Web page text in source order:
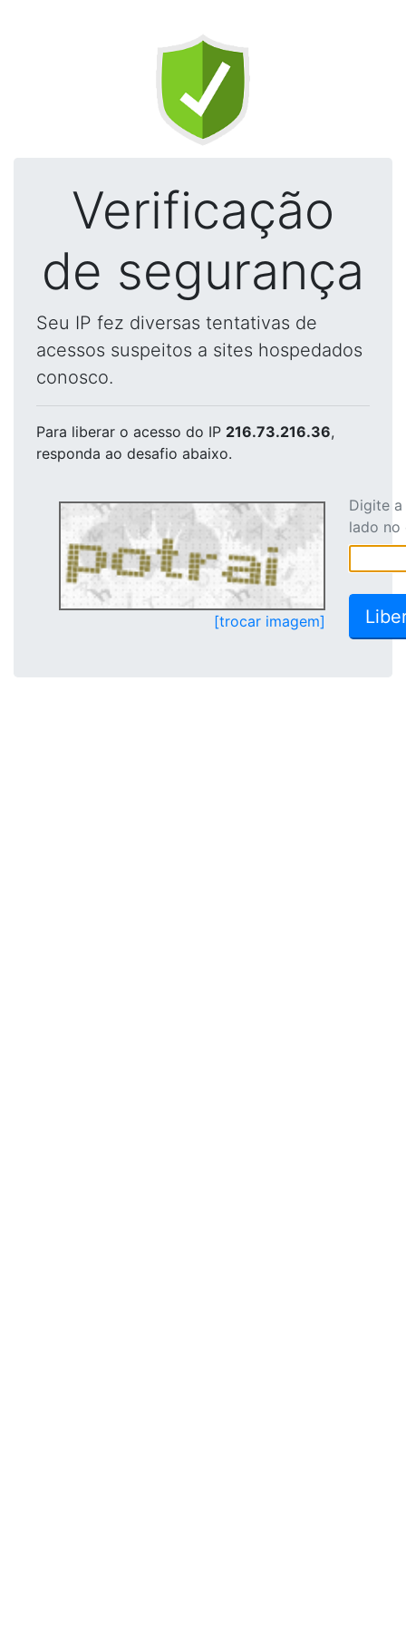
Verificação
de segurança
Seu IP fez diversas tentativas de
acessos suspeitos a sites hospedados
conosco.
Para liberar o acesso do IP 216.73.216.36,
responda ao desafio abaixo.
[trocar imagem]
Digite
lado no